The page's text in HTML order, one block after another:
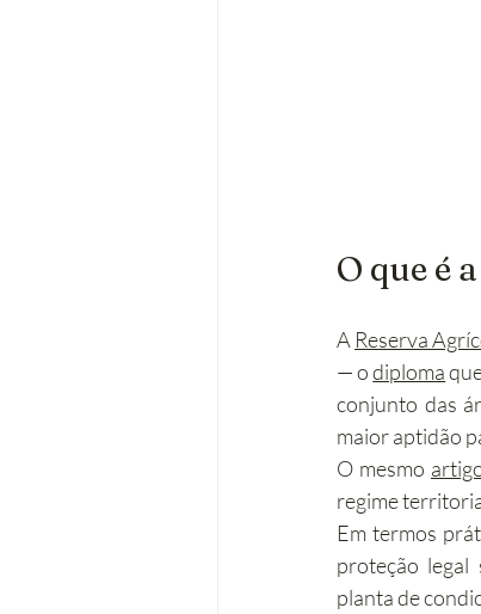
O que é
A Reserva
— o diploma
conjunto das
maior aptidão
O mesmo
regime
Em termos
proteção legal
planta de